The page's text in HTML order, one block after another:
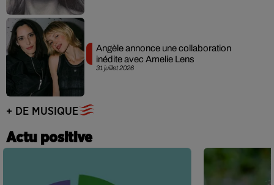
31 juillet 2026
Angèle annonce une collaboration
inédite avec Amelie Lens
+ DE MUSIQUE
Actu positive